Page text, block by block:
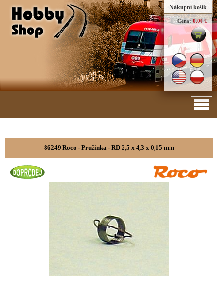
Nákupní košík
Cena: 0.00 €
86249 Roco - Pružinka - RD 2,5 x 4,3 x 0,15 mm